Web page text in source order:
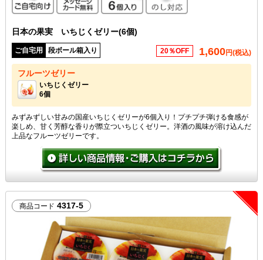
日本の果実 いちじくゼリー(6個)
ご自宅用 段ボール箱入り 20％OFF 1,600円(税込)
フルーツゼリー
いちじくゼリー
6個
みずみずしい甘みの国産いちじくゼリーが6個入り！プチプチ弾ける食感が
楽しめ、甘く芳醇な香りが際立ついちじくゼリー。洋酒の風味が溶け込んだ
上品なフルーツゼリーです。
商品コード 4317-5